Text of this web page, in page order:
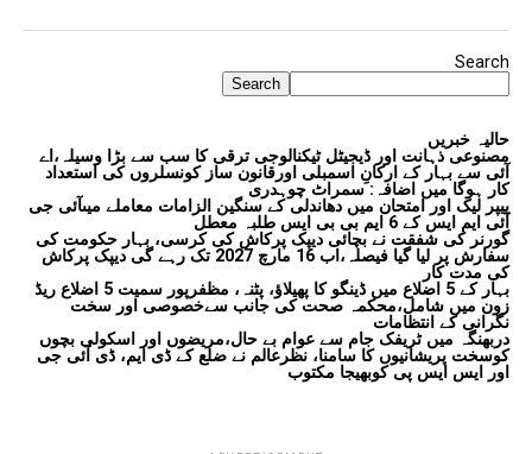
Search
Search
حالیہ خبریں
مصنوعی ذہانت اور ڈیجیٹل ٹیکنالوجی ترقی کا سب سے بڑا وسیلہ،اے
آئی سے بہار کے ارکانِ اسمبلی اورقانون ساز کونسلروں کی استعداد
کار ہوگا میں اضافہ: سمراٹ چوہدری
پیپر لیک اور امتحان میں دھاندلی کے سنگین الزامات معاملے میںآئی جی
آئی ایم ایس کے 6 ایم بی بی ایس طلبہ معطل
گورنر کی شفقت نے بچائی دیپک پرکاش کی کرسی، بہار حکومت کی
سفارش پر لیا گیا فیصلہ،اب 16 مارچ 2027 تک رہے گی دیپک پرکاش
کی مدت کار
بہار کے 5 اضلاع میں ڈینگو کا پھیلاؤ، پٹنہ، مظفرپور سمیت 5 اضلاع ریڈ
زون میں شامل،محکمہ صحت کی جانب سےخصوصی اور سخت
نگرانی کے انتظامات
دربھنگہ میں ٹریفک جام سے عوام بے حال،مریضوں اور اسکولی بچوں
کوسخت پریشانیوں کا سامنا، نظرعالم نے ضلع کے ڈی ایم، ڈی آئی جی
اور ایس ایس پی کوبھیجا مکتوب